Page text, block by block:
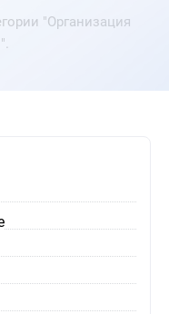
"Организация